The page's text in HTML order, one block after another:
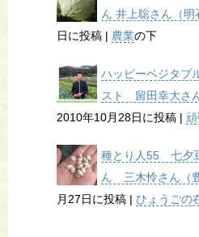
ん 井上聡さん（明
日に投稿 | 農業の下
ハッピーベジタブ
スト 留田幸大さ
2010年10月28日に投稿 |
種とり人55 七夕
ん 三木怜さん（
月27日に投稿 | ひょうごの